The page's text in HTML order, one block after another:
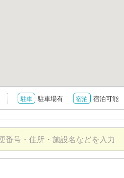
駐車 駐車場有 宿泊 宿泊可能